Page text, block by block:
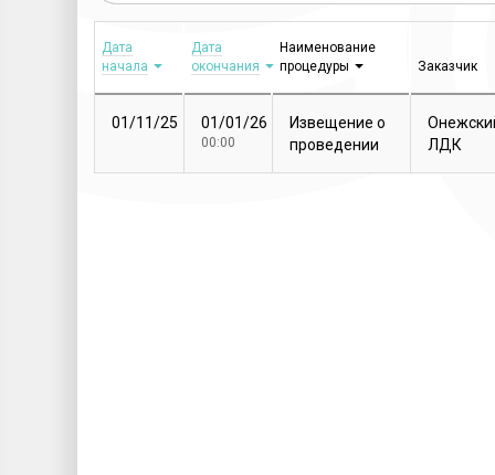
Дата
начала
Дата
окончания
Наименование
процедуры
Заказчик
01/11/25 01/01/26
00:00
Извещение о
проведении
ЛДК